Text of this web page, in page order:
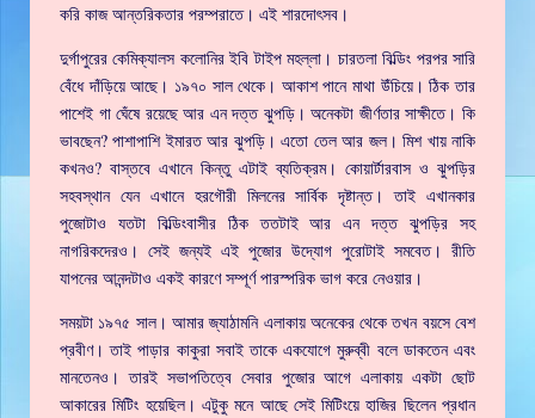
করি কাজ আন্তরিকতার পরম্পরাতে। এই শারদোৎসব।
দুর্গাপুরের কেমিক্যালস কলোনির ইবি টাইপ মহল্লা। চারতলা বিল্ডিং পরপর সারি
বেঁধে দাঁড়িয়ে আছে। ১৯৭০ সাল থেকে। আকাশ পানে মাথা উঁচিয়ে। ঠিক তার
পাশেই গা ঘেঁষে রয়েছে আর এন দত্ত ঝুপড়ি। অনেকটা জীর্ণতার সাক্ষীতে। কি
ভাবছেন? পাশাপাশি ইমারত আর ঝুপড়ি। এতো তেল আর জল। মিশ খায় নাকি
কখনও? বাস্তবে এখানে কিন্তু এটাই ব্যতিক্রম। কোয়ার্টারবাস ও ঝুপড়ির
সহবস্থান যেন এখানে হরগৌরী মিলনের সার্বিক দৃষ্টান্ত। তাই এখানকার
পুজোটাও যতটা বিল্ডিংবাসীর ঠিক ততটাই আর এন দত্ত ঝুপড়ির সহ
নাগরিকদেরও। সেই জন্যই এই পুজোর উদ্যোগ পুরোটাই সমবেত। রীতি
যাপনের আনন্দটাও একই কারণে সম্পূর্ণ পারস্পরিক ভাগ করে নেওয়ার।
সময়টা ১৯৭৫ সাল। আমার জ্যাঠামনি এলাকায় অনেকের থেকে তখন বয়সে বেশ
প্রবীণ। তাই পাড়ার কাকুরা সবাই তাকে একযোগে মুরুব্বী বলে ডাকতেন এবং
মানতেনও। তারই সভাপতিত্বে সেবার পুজোর আগে এলাকায় একটা ছোট
আকারের মিটিং হয়েছিল। এটুকু মনে আছে সেই মিটিংয়ে হাজির ছিলেন প্রধান